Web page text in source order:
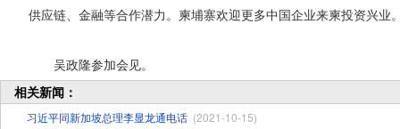
供应链、金融等合作潜力。柬埔寨欢迎更多中国企业来柬投资兴
吴政隆参加会见。
相关新闻：
习近平同新加坡总理李显龙通电话 (2021-10-15)